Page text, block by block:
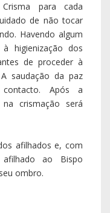
para cada
de não tocar
Havendo algum
higienização dos
de proceder à
saudação da paz
Após a
crismação será
afilhados e, com
ao Bispo
ombro.